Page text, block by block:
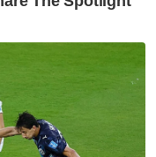
buka
sebagai landasan
kerjasama
kita tahun